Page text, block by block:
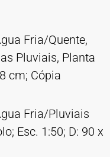
Fria/Quente,
Pluviais, Planta
cm; Cópia
Fria/Pluviais
Esc. 1:50; D: 90 x